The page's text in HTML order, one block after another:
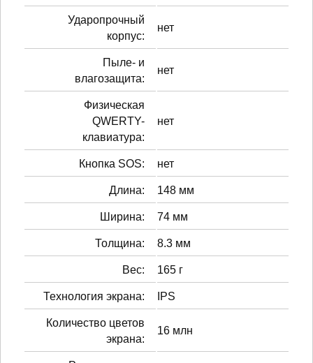
Ударопрочный
корпус:
нет
Пыле- и
влагозащита:
нет
Физическая
QWERTY-
клавиатура:
нет
Кнопка SOS: нет
Длина: 148 мм
Ширина: 74 мм
Толщина: 8.3 мм
Вес: 165 г
Технология экрана: IPS
Количество цветов
экрана:
16 млн